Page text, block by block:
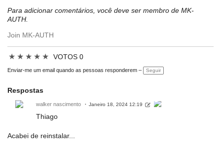
Para adicionar comentários, você deve ser membro de MK-
AUTH.
Join MK-AUTH
★ ★ ★ ★ ★ VOTOS 0
Enviar-me um email quando as pessoas responderem – Seguir
Respostas
walker nascimento Janeiro 18, 2024 12:19
Thiago
Acabei de reinstalar...